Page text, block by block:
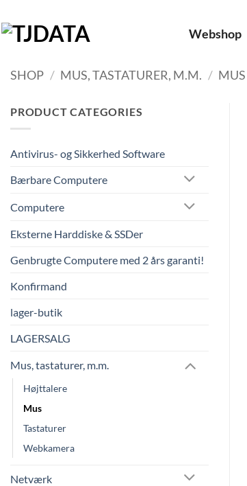
til
indhold
Webshop
SHOP / MUS, TASTATURER, M.M. / MUS
PRODUCT CATEGORIES
Antivirus- og Sikkerhed Software
Bærbare Computere
Computere
Eksterne Harddiske & SSDer
Genbrugte Computere med 2 års garanti!
Konfirmand
lager-butik
LAGERSALG
Mus, tastaturer, m.m.
Højttalere
Mus
Tastaturer
Webkamera
Netværk